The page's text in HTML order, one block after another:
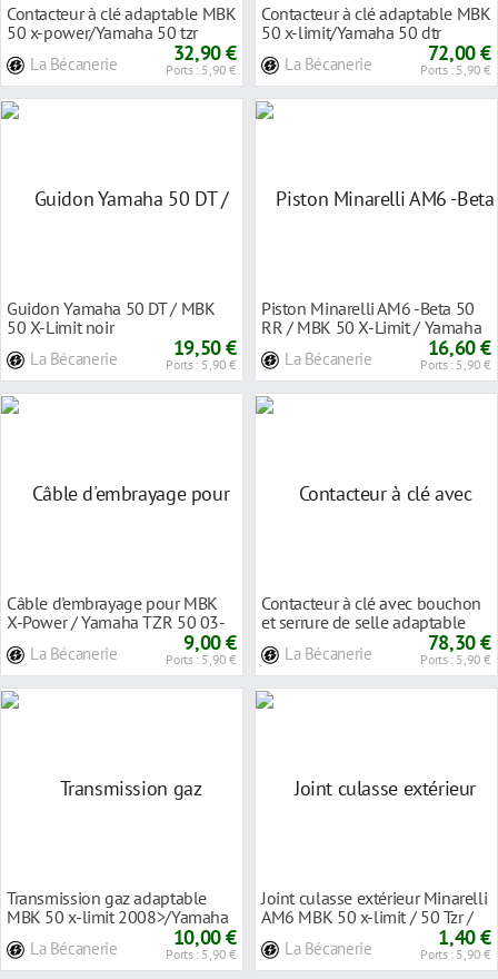
Contacteur à clé adaptable MBK
50 x-power/Yamaha 50 tzr
La Bécanerie 32,90 €
Ports : 5,90 €
Contacteur à clé adaptable MBK
50 x-limit/Yamaha 50 dtr
La Bécanerie 72,00 €
Ports : 5,90 €
Guidon Yamaha 50 DT / MBK
50 X-Limit noir
La Bécanerie 19,50 €
Ports : 5,90 €
Piston Minarelli AM6 -Beta 50
RR / MBK 50 X-Limit / Yamaha
La Bécanerie 16,60 €
Ports : 5,90 €
Câble d'embrayage pour MBK
X-Power / Yamaha TZR 50 03-
La Bécanerie 9,00 €
Ports : 5,90 €
Contacteur à clé avec bouchon
et serrure de selle adaptable
La Bécanerie 78,30 €
Ports : 5,90 €
Transmission gaz adaptable
MBK 50 x-limit 2008>/Yamaha
La Bécanerie 10,00 €
Ports : 5,90 €
Joint culasse extérieur Minarelli
AM6 MBK 50 x-limit / 50 Tzr /
La Bécanerie 1,40 €
Ports : 5,90 €